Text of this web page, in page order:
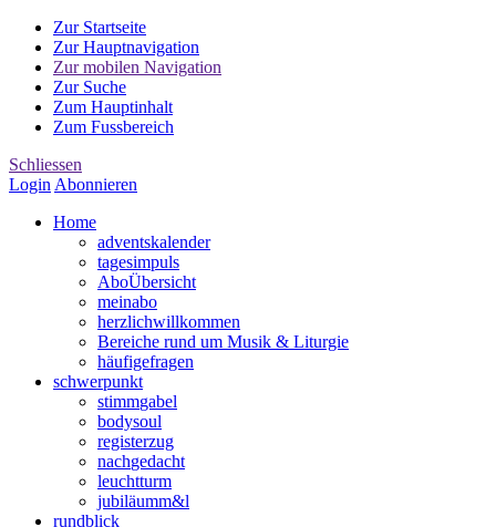
Zur Startseite
Zur Hauptnavigation
Zur mobilen Navigation
Zur Suche
Zum Hauptinhalt
Zum Fussbereich
Schliessen
Login Abonnieren
Home
adventskalender
tagesimpuls
AboÜbersicht
meinabo
herzlichwillkommen
Bereiche rund um Musik & Liturgie
häufigefragen
schwerpunkt
stimmgabel
bodysoul
registerzug
nachgedacht
leuchtturm
jubiläumm&l
rundblick